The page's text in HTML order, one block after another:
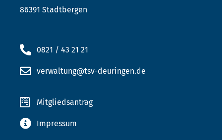
86391 Stadtbergen
0821 / 43 21 21
verwaltung@tsv-deuringen.de
Mitgliedsantrag
Impressum